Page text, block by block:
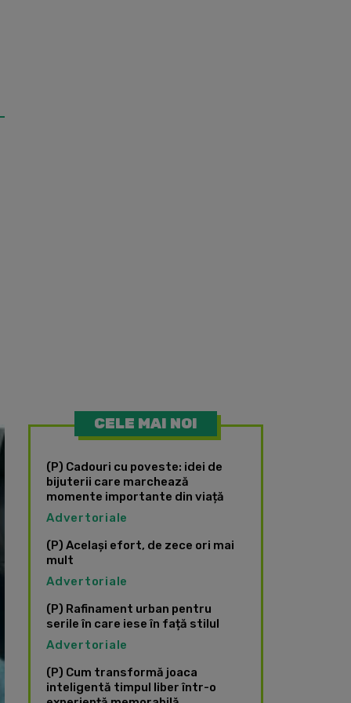
CELE MAI NOI
(P) Cadouri cu poveste: idei de
bijuterii care marchează
momente importante din viață
Advertoriale
(P) Același efort, de zece ori mai
mult
Advertoriale
(P) Rafinament urban pentru
serile în care iese în față stilul
Advertoriale
(P) Cum transformă joaca
inteligentă timpul liber într-o